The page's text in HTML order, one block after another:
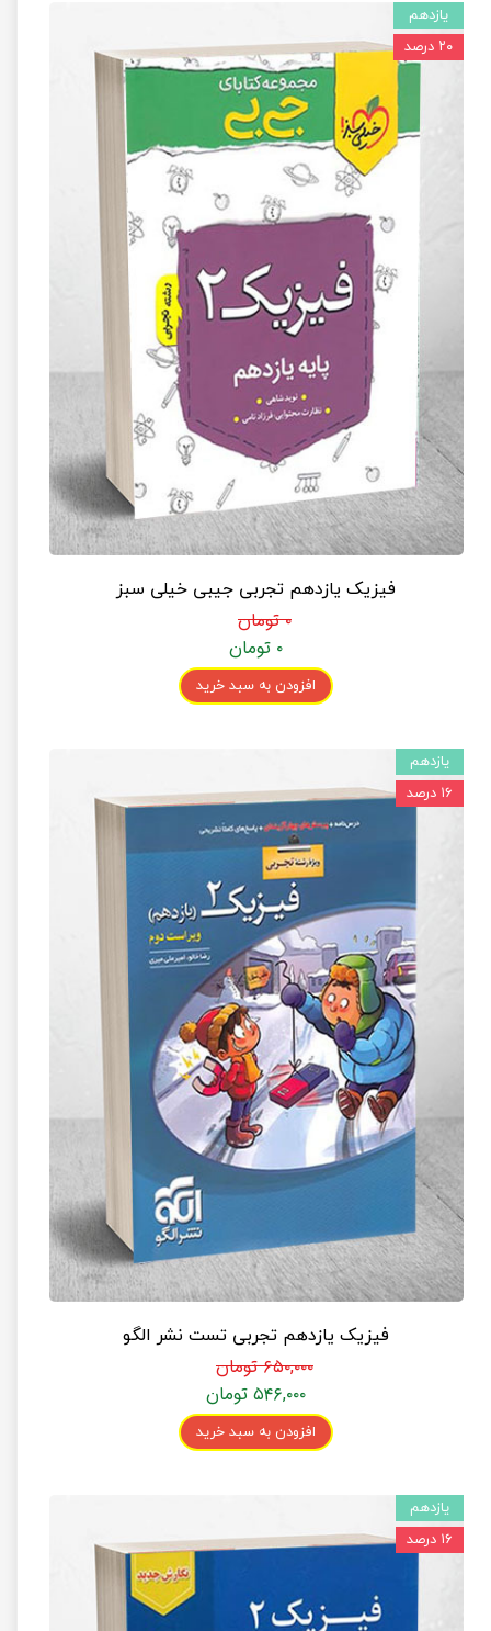
فیزیک یازدهم تجربی جیبی خیلی سبز
۰ تومان
۰ تومان
افزودن به سبد خرید
یازدهم
۲۰ درصد
فیزیک یازدهم تجربی تست نشر الگو
۶۵۰,۰۰۰ تومان
۵۴۶,۰۰۰ تومان
افزودن به سبد خرید
یازدهم
۱۶ درصد
یازدهم
۱۶ درصد